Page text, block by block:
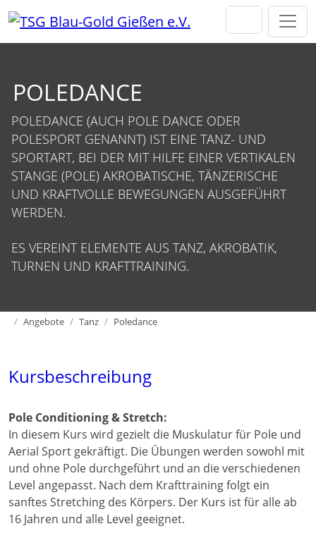
Direkt zur Hauptnavigation springen
Direkt zum Inhalt springen
POLEDANCE
POLEDANCE (AUCH POLE DANCE ODER
POLESPORT GENANNT) IST EINE TANZ- UND
SPORTART, BEI DER MIT HILFE EINER VERTIKALEN
STANGE (POLE) AKROBATISCHE, TÄNZERISCHE
UND KRAFTVOLLE BEWEGUNGEN AUSGEFÜHRT
WERDEN.
ES VEREINT ELEMENTE AUS TANZ, AKROBATIK,
TURNEN UND KRAFTTRAINING.
HomeAngebote Tanz Poledance
Kursbeschreibung
Pole Conditioning & Stretch:
In diesem Kurs wird gezielt die Muskulatur für Pole und
Aerial Sport gekräftigt. Die Übungen werden sowohl mit
und ohne Pole durchgeführt und an die verschiedenen
Level angepasst. Nach dem Krafttraining folgt ein
sanftes Stretching des Körpers. Der Kurs ist für alle ab
16 Jahren und alle Level geeignet.